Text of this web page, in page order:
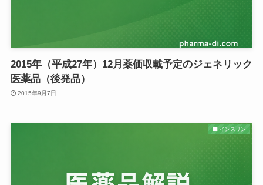
2015年（平成27年）12月薬価収載予定のジェネリック
医薬品（後発品）
2015年9月7日
インスリン